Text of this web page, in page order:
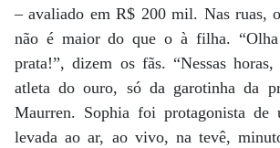
– avaliado em R$ 200 mil. Nas ruas,
não é maior do que o à filha.
prata!”, dizem os fãs. “Nessas
atleta do ouro, só da garotinha da
Maurren. Sophia foi protagonista de
levada ao ar, ao vivo, na tevê,